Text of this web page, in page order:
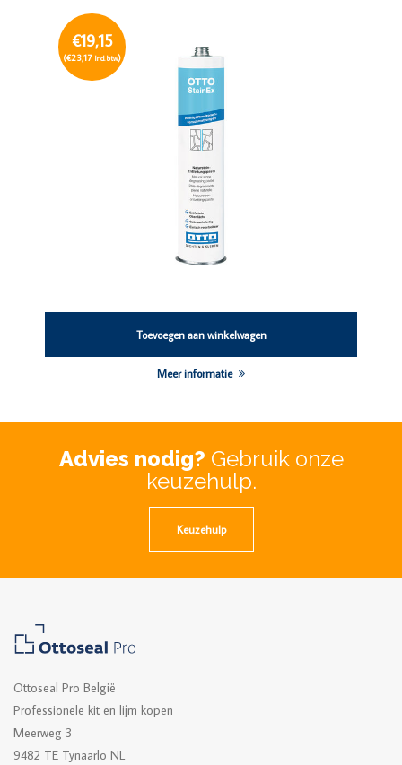
€19,15
(€23,17 Incl. btw)
Toevoegen aan winkelwagen
Meer informatie
Advies nodig? Gebruik onze
keuzehulp.
Keuzehulp
Ottoseal Pro België
Professionele kit en lijm kopen
Meerweg 3
9482 TE Tynaarlo NL